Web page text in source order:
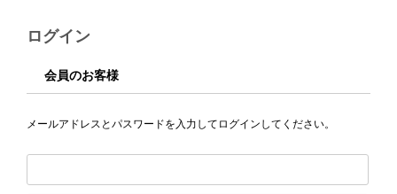
ログイン
会員のお客様
メールアドレスとパスワードを入力してログインしてください。